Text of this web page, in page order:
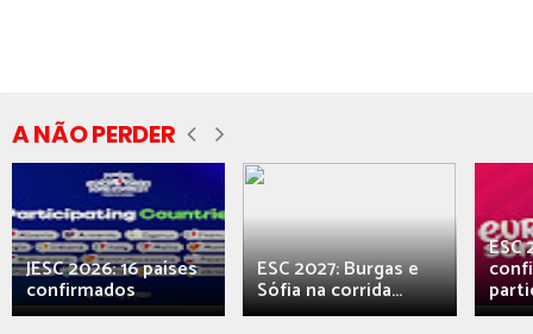
A NÃO PERDER
JESC 2026: 16 países
confirmados
ESC 2027: Burgas e
Sófia na corrida...
ESC